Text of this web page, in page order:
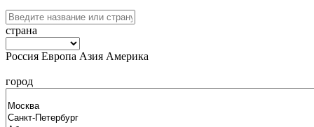
страна
Россия Европа Азия Америка
город